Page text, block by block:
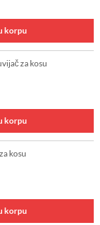
korpu
za kosu
korpu
kosu
korpu